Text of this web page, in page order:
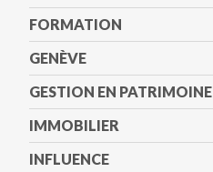
FORMATION
GENÈVE
GESTION EN PATRIMOINE
IMMOBILIER
INFLUENCE